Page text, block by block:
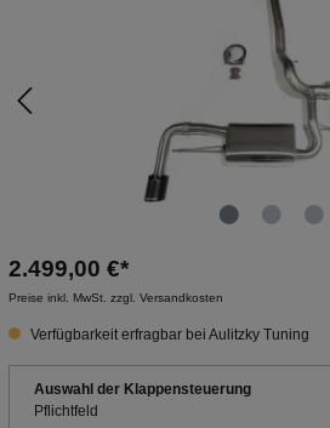
2.499,00 €*
Preise inkl. MwSt. zzgl. Versandkosten
Verfügbarkeit erfragbar bei Aulitzky Tuning
Auswahl der Klappensteuerung
Pflichtfeld